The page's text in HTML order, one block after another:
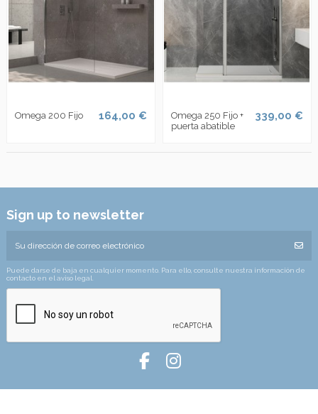
Omega 200 Fijo 164,00 €
Omega 250 Fijo +
puerta abatible
339,00 €
Sign up to newsletter
Puede darse de baja en cualquier momento. Para ello, consulte nuestra información de
contacto en el aviso legal.